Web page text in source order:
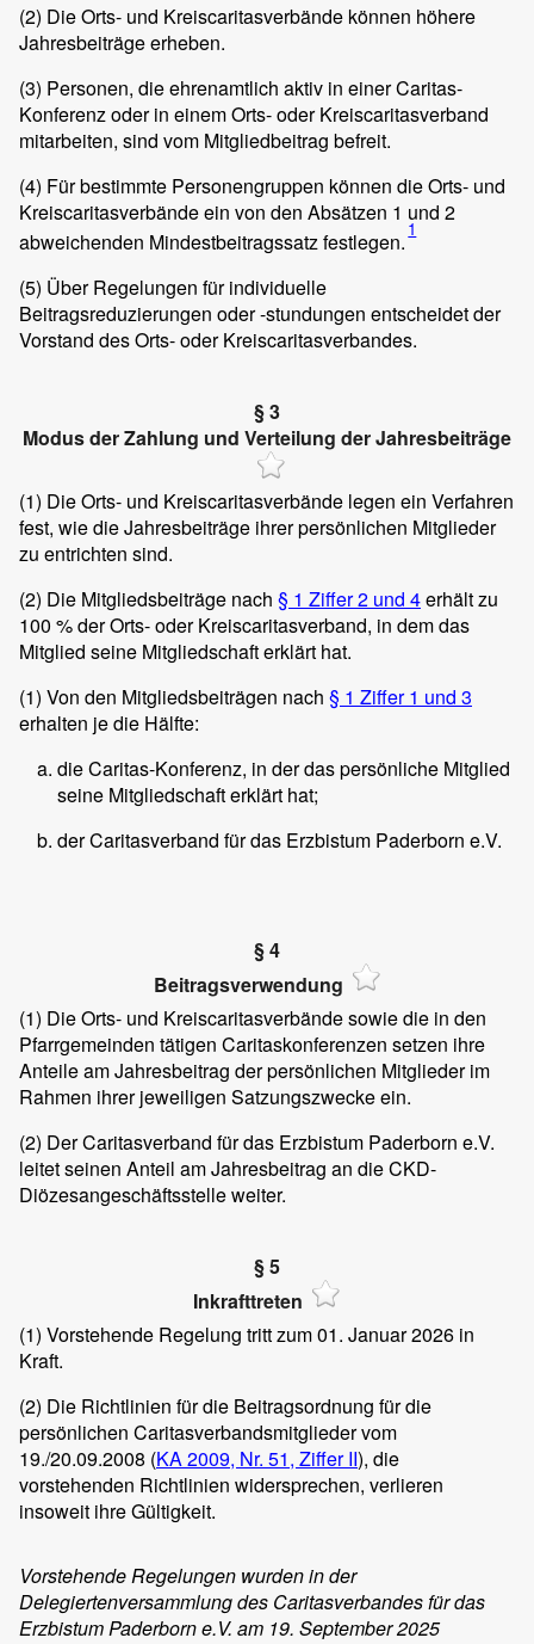
(2) Die Orts- und Kreiscaritasverbände können höhere
Jahresbeiträge erheben.
(3) Personen, die ehrenamtlich aktiv in einer Caritas-
Konferenz oder in einem Orts- oder Kreiscaritasverband
mitarbeiten, sind vom Mitgliedbeitrag befreit.
(4) Für bestimmte Personengruppen können die Orts- und
Kreiscaritasverbände ein von den Absätzen 1 und 2
abweichenden Mindestbeitragssatz festlegen. 1
(5) Über Regelungen für individuelle
Beitragsreduzierungen oder -stundungen entscheidet der
Vorstand des Orts- oder Kreiscaritasverbandes.
§ 3
Modus der Zahlung und Verteilung der Jahresbeiträge
(1) Die Orts- und Kreiscaritasverbände legen ein Verfahren
fest, wie die Jahresbeiträge ihrer persönlichen Mitglieder
zu entrichten sind.
(2) Die Mitgliedsbeiträge nach § 1 Ziffer 2 und 4erhält zu
100 % der Orts- oder Kreiscaritasverband, in dem das
Mitglied seine Mitgliedschaft erklärt hat.
(1) Von den Mitgliedsbeiträgen nach § 1 Ziffer 1 und 3
erhalten je die Hälfte:
die Caritas-Konferenz, in der das persönliche Mitglied
seine Mitgliedschaft erklärt hat;
der Caritasverband für das Erzbistum Paderborn e.V.
§ 4
Beitragsverwendung
(1) Die Orts- und Kreiscaritasverbände sowie die in den
Pfarrgemeinden tätigen Caritaskonferenzen setzen ihre
Anteile am Jahresbeitrag der persönlichen Mitglieder im
Rahmen ihrer jeweiligen Satzungszwecke ein.
(2) Der Caritasverband für das Erzbistum Paderborn e.V.
leitet seinen Anteil am Jahresbeitrag an die CKD-
Diözesangeschäftsstelle weiter.
§ 5
Inkrafttreten
(1) Vorstehende Regelung tritt zum 01. Januar 2026 in
Kraft.
(2) Die Richtlinien für die Beitragsordnung für die
persönlichen Caritasverbandsmitglieder vom
19./20.09.2008 (KA 2009, Nr. 51, Ziffer II), die
vorstehenden Richtlinien widersprechen, verlieren
insoweit ihre Gültigkeit.
Vorstehende Regelungen wurden in der
Delegiertenversammlung des Caritasverbandes für das
Erzbistum Paderborn e.V. am 19. September 2025